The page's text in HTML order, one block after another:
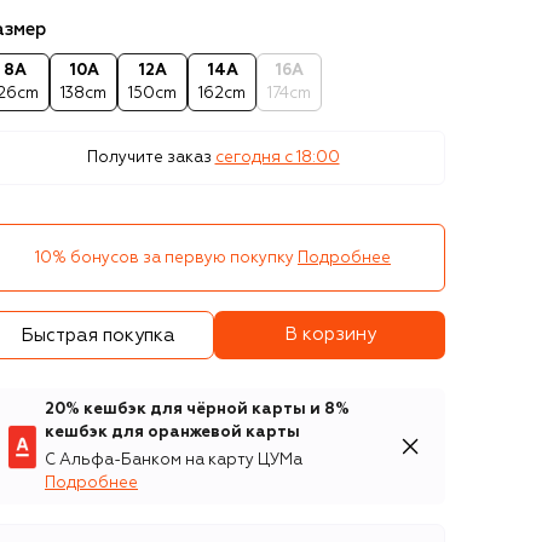
8A
10A
138cm
12A
150cm
14A
162cm
16A
174cm
Получите заказ сегодня c 18:00
10% бонусов за первую покупку Подробнее
Быстрая покупка В корзину
20% кешбэк для чёрной карты и 8%
кешбэк для оранжевой карты
С Альфа-Банком на карту ЦУМа
Подробнее